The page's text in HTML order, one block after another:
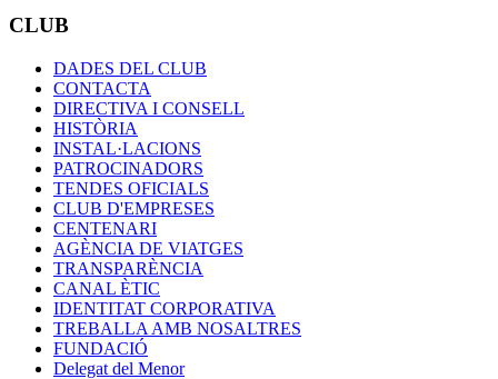
CLUB
DADES DEL CLUB
CONTACTA
DIRECTIVA I CONSELL
HISTÒRIA
INSTAL·LACIONS
PATROCINADORS
TENDES OFICIALS
CLUB D'EMPRESES
CENTENARI
AGÈNCIA DE VIATGES
TRANSPARÈNCIA
CANAL ÈTIC
IDENTITAT CORPORATIVA
TREBALLA AMB NOSALTRES
FUNDACIÓ
Delegat del Menor